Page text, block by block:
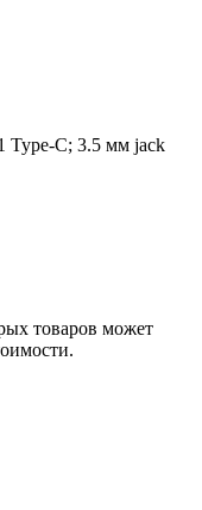
Type-C; 3.5 мм jack
товаров может